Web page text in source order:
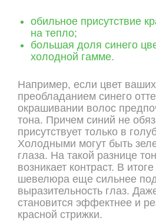
обильное присутствие
на тепло;
большая доля синего
холодной гамме.
Например, если цвет ваших
преобладанием синего
окрашивании волос
тона. Причем синий не
присутствует только в
Холодными могут быть
глаза. На такой разнице
возникает контраст. В
шевелюра еще сильнее
выразительность глаз.
становится эффектнее и
красной стрижки.